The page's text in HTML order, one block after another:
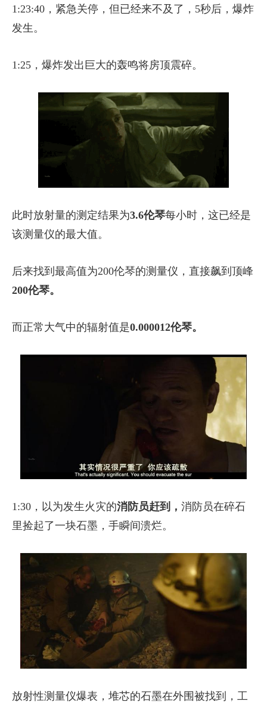
1:23:40，紧急关停，但已经来不及了，5秒后，爆炸
发生。
1:25，爆炸发出巨大的轰鸣将房顶震碎。
此时放射量的测定结果为3.6伦琴每小时，这已经是
该测量仪的最大值。
后来找到最高值为200伦琴的测量仪，直接飙到顶峰
200伦琴。
而正常大气中的辐射值是0.000012伦琴。
1:30，以为发生火灾的消防员赶到， 消防员在碎石
里捡起了一块石墨，手瞬间溃烂。
放射性测量仪爆表，堆芯的石墨在外围被找到，工